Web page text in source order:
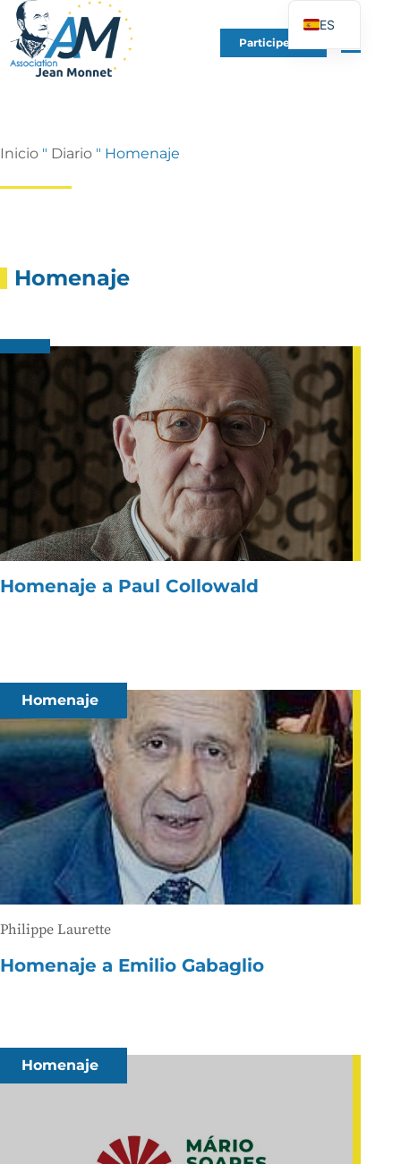
Participe en
Inicio " Diario " Homenaje
Homenaje
Homenaje a Paul Collowald
Homenaje
Philippe Laurette
Homenaje a Emilio Gabaglio
Homenaje
ES
FR